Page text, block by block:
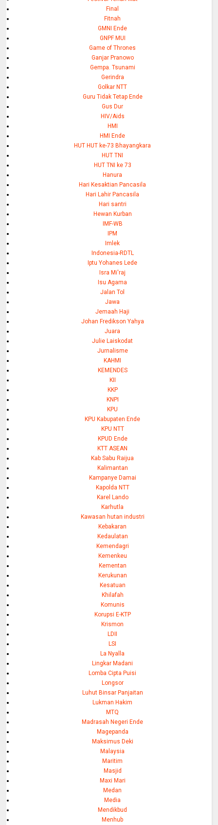
Final
Fitnah
GMNI Ende
GNPF MUI
Game of Thrones
Ganjar Pranowo
Gempa. Tsunami
Gerindra
Golkar NTT
Guru Tidak Tetap Ende
Gus Dur
HIV/Aids
HMI
HMI Ende
HUT HUT ke-73 Bhayangkara
HUT TNI
HUT TNI ke 73
Hanura
Hari Kesaktian Pancasila
Hari Lahir Pancasila
Hari santri
Hewan Kurban
IMF-WB
IPM
Imlek
Indonesia-RDTL
Iptu Yohanes Lede
Isra Mi'raj
Isu Agama
Jalan Tol
Jawa
Jemaah Haji
Johan Fredikson Yahya
Juara
Julie Laiskodat
Jurnalisme
KAHMI
KEMENDES
KII
KKP
KNPI
KPU
KPU Kabupaten Ende
KPU NTT
KPUD Ende
KTT ASEAN
Kab Sabu Raijua
Kalimantan
Kampanye Damai
Kapolda NTT
Karel Lando
Karhutla
Kawasan hutan industri
Kebakaran
Kedaulatan
Kemendagri
Kemenkeu
Kementan
Kerukunan
Kesatuan
Khilafah
Komunis
Korupsi E-KTP
Krismon
LDII
LSI
La Nyalla
Lingkar Madani
Lomba Cipta Puisi
Longsor
Luhut Binsar Panjaitan
Lukman Hakim
MTQ
Madrasah Negeri Ende
Magepanda
Maksimus Deki
Malaysia
Maritim
Masjid
Maxi Mari
Medan
Media
Mendikbud
Menhub